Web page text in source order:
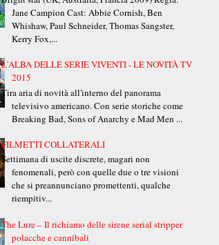
Jane Campion Cast: Abbie Cornish, Ben
Whishaw, Paul Schneider, Thomas Sangster,
Kerry Fox,...
L'ALBA DELLE SERIE VIVENTI - LE NOVITÀ TV
2015
Tira aria di novità all'interno del panorama
televisivo americano. Con serie storiche come
Breaking Bad, Sons of Anarchy e Mad Men ...
FILMETTI COLLATERALI
Settimana di uscite discrete, magari non
fenomenali, però con quelle due o tre visioni
che si preannunciano promettenti, qualche
riempitiv...
The Lure – Il richiamo delle sirene serial stripper
polacche e cannibali